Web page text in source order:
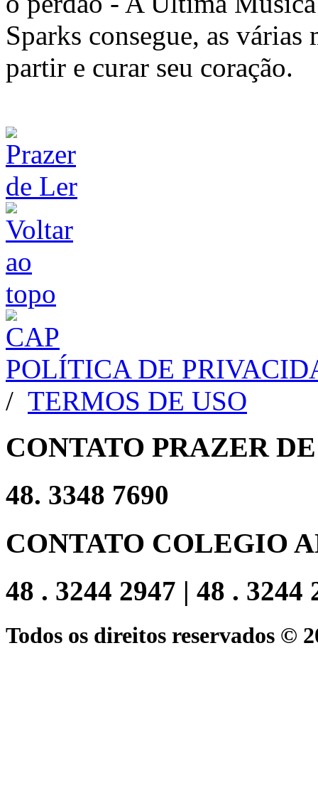
Sparks consegue, as várias
partir e curar seu coração.
POLÍTICA DE
/ TERMOS DE USO
CONTATO PRAZER
48. 3348 7690
CONTATO COLEGIO
48 . 3244 2947 | 48 . 3244
Todos os direitos reservados ©